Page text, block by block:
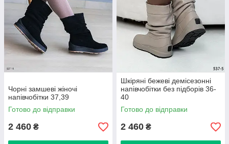
Чорні замшеві жіночі
напівчобітки 37,39
Готово до відправки
2 460 ₴
Шкіряні бежеві демісезонні
напівчобітки без підборів 36-
40
Готово до відправки
2 460 ₴